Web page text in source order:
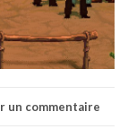
un commentaire